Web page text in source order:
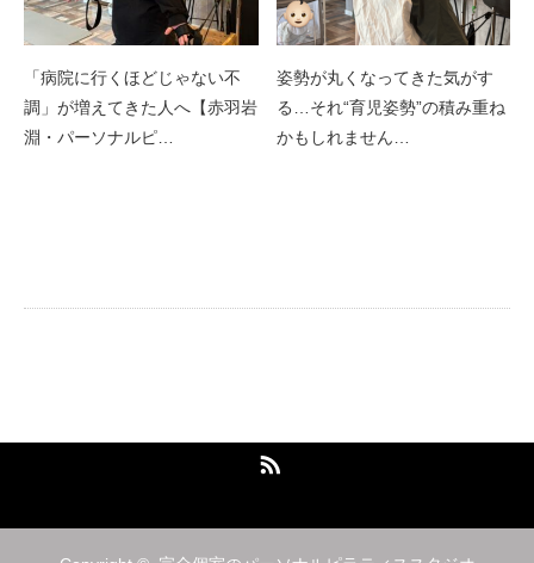
「病院に行くほどじゃない不
調」が増えてきた人へ【赤羽岩
淵・パーソナルピ…
姿勢が丸くなってきた気がす
る…それ“育児姿勢”の積み重ね
かもしれません…